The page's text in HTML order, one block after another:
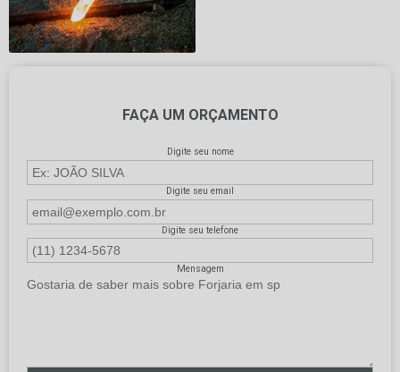
FAÇA UM ORÇAMENTO
Digite seu nome
Digite seu email
Digite seu telefone
Mensagem